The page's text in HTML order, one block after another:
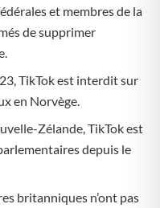
et membres de la
de supprimer
TikTok est interdit sur
en Norvège.
Zélande, TikTok est
depuis le
britanniques n’ont pas